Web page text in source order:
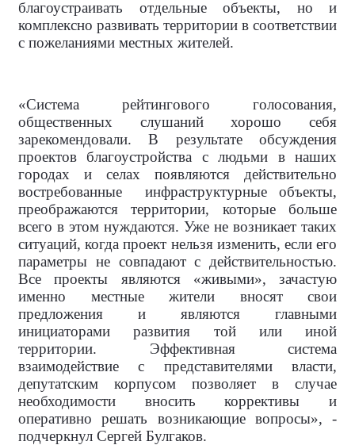
благоустраивать отдельные объекты, но и
комплексно развивать территории в соответствии
с пожеланиями местных жителей.
«Система рейтингового голосования,
общественных слушаний хорошо себя
зарекомендовали. В результате обсуждения
проектов благоустройства с людьми в наших
городах и селах появляются действительно
востребованные
инфраструктурные объекты,
преображаются территории, которые больше
всего в этом нуждаются. Уже не возникает таких
ситуаций, когда проект нельзя изменить, если его
параметры не совпадают с действительностью.
Все проекты являются «живыми», зачастую
именно местные жители вносят свои
предложения и являются главными
инициаторами развития той или иной
территории. Эффективная система
взаимодействие с представителями власти,
депутатским корпусом позволяет в случае
необходимости вносить коррективы и
оперативно решать возникающие вопросы», -
подчеркнул Сергей Булгаков.